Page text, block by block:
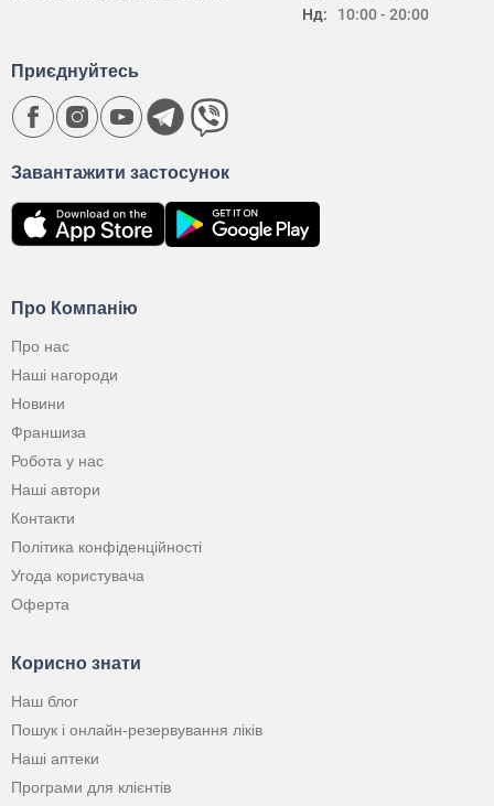
Нд:
10:00 - 20:00
Про Компанію
Про нас
Наші нагороди
Новини
Франшиза
Робота у нас
Наші автори
Контакти
Політика конфіденційності
Угода користувача
Оферта
Корисно знати
Наш блог
Пошук і онлайн-резервування ліків
Наші аптеки
Програми для клієнтів
Завантажити застосунок
Приєднуйтесь